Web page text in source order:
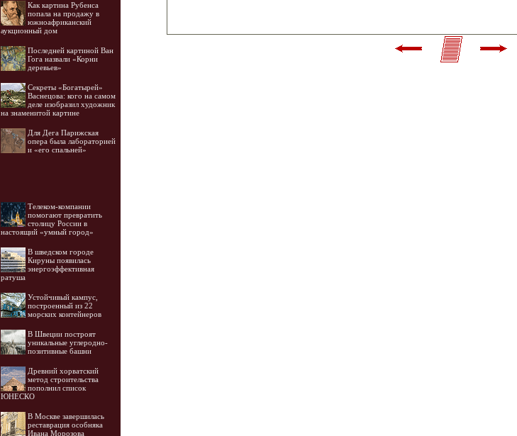
Как картина Рубенса
попала на продажу в
южноафриканский
аукционный дом
Последней картиной Ван
Гога назвали «Корни
деревьев»
Секреты «Богатырей»
Васнецова: кого на самом
деле изобразил художник
на знаменитой картине
Для Дега Парижская
опера была лабораторией
и «его спальней»
Телеком-компании
помогают превратить
столицу России в
настоящий «умный город»
В шведском городе
Кируны появилась
энергоэффективная
ратуша
Устойчивый кампус,
построенный из 22
морских контейнеров
В Швеции построят
уникальные углеродно-
позитивные башни
Древний хорватский
метод строительства
пополнил список
ЮНЕСКО
В Москве завершилась
реставрация особняка
Ивана Морозова